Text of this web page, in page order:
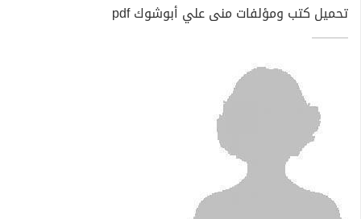
تحميل كتب ومؤلفات منى علي أبوشوك pdf